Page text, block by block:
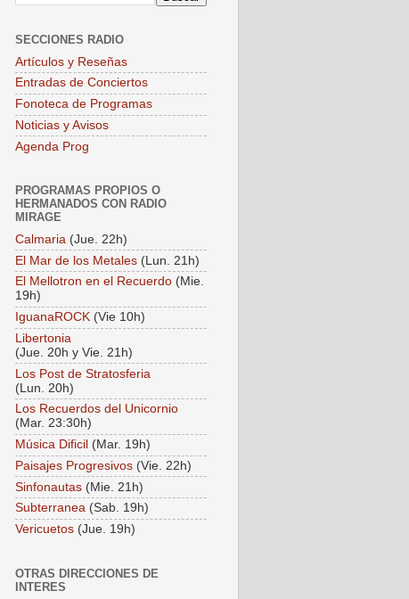
SECCIONES RADIO
Artículos y Reseñas
Entradas de Conciertos
Fonoteca de Programas
Noticias y Avisos
Agenda Prog
PROGRAMAS PROPIOS O
HERMANADOS CON RADIO
MIRAGE
Calmaria (Jue. 22h)
El Mar de los Metales (Lun. 21h)
El Mellotron en el Recuerdo (Mie.
19h)
IguanaROCK (Vie 10h)
Libertonia
(Jue. 20h y Vie. 21h)
Los Post de Stratosferia
(Lun. 20h)
Los Recuerdos del Unicornio
(Mar. 23:30h)
Música Dificil (Mar. 19h)
Paisajes Progresivos (Vie. 22h)
Sinfonautas (Mie. 21h)
Subterranea (Sab. 19h)
Vericuetos (Jue. 19h)
OTRAS DIRECCIONES DE
INTERES